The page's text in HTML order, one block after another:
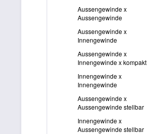
Aussengewinde x
Aussengewinde
Aussengewinde x
Innengewinde
Aussengewinde x
Innengewinde x kompakt
Innengewinde x
Innengewinde
Aussengewinde x
Aussengewinde stellbar
Innengewinde x
Aussengewinde stellbar